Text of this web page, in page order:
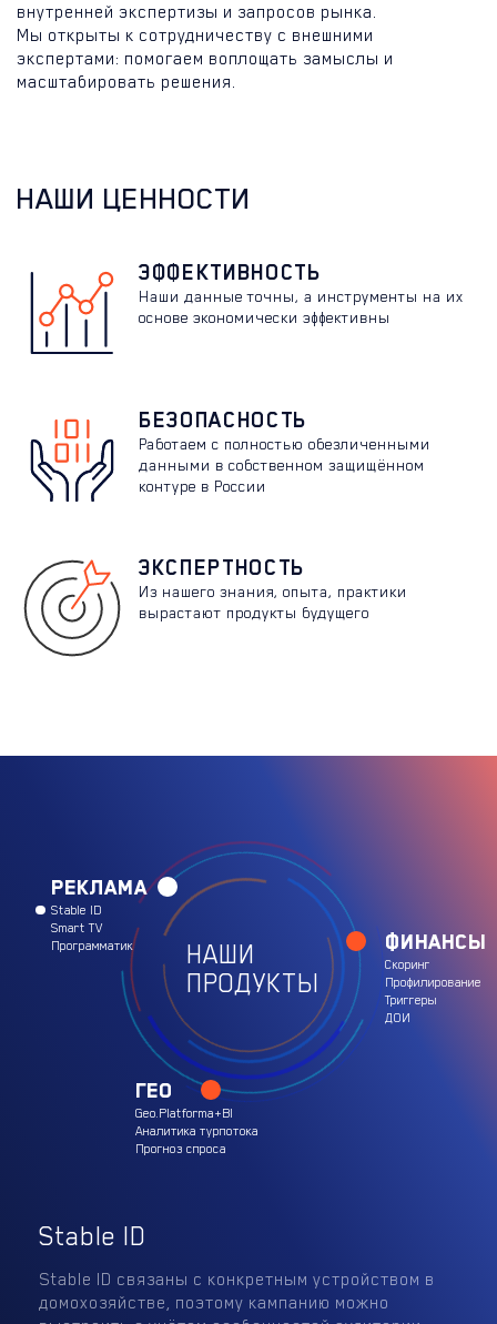
внутренней экспертизы и запросов рынка.
Мы открыты к сотрудничеству с внешними
экспертами: помогаем воплощать замыслы и
масштабировать решения.
НАШИ ЦЕННОСТИ
ЭФФЕКТИВНОСТЬ
Наши данные точны, а инструменты на их
основе экономически эффективны
БЕЗОПАСНОСТЬ
Работаем с полностью обезличенными
данными в собственном защищённом
контуре в России
ЭКСПЕРТНОСТЬ
Из нашего знания, опыта, практики
вырастают продукты будущего
НАШИ
ПРОДУКТЫ
Реклама
Stable ID
Smart TV
Программатик
ГЕО
Geo.Platforma+Bl
Аналитика турпотока
Прогноз спроса
Финансы
Скоринг
Профилирование
Триггеры
ДОИ
Stable ID
Stable ID связаны с конкретным устройством в
домохозяйстве, поэтому кампанию можно